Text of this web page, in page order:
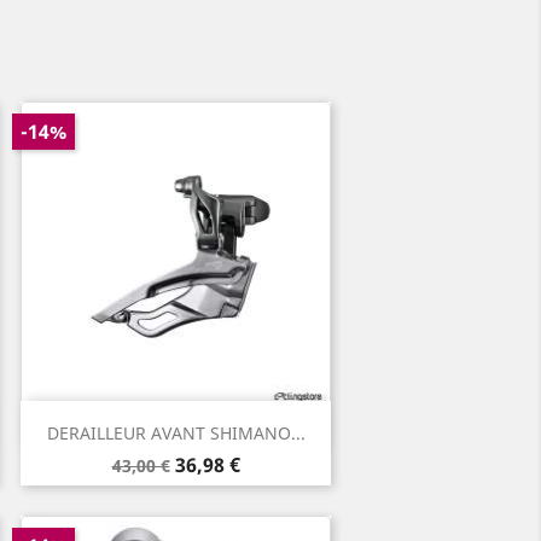
DERAILLEUR AVANT SHIMANO...
Prix
de
base
43,00 €
-14%
Prix
36,98 €
Aperçu rapide